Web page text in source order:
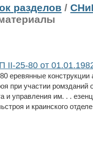
разделов /
II-25-80 от
еревянные
при участии ромзданий
и управления им. . .
и краинского